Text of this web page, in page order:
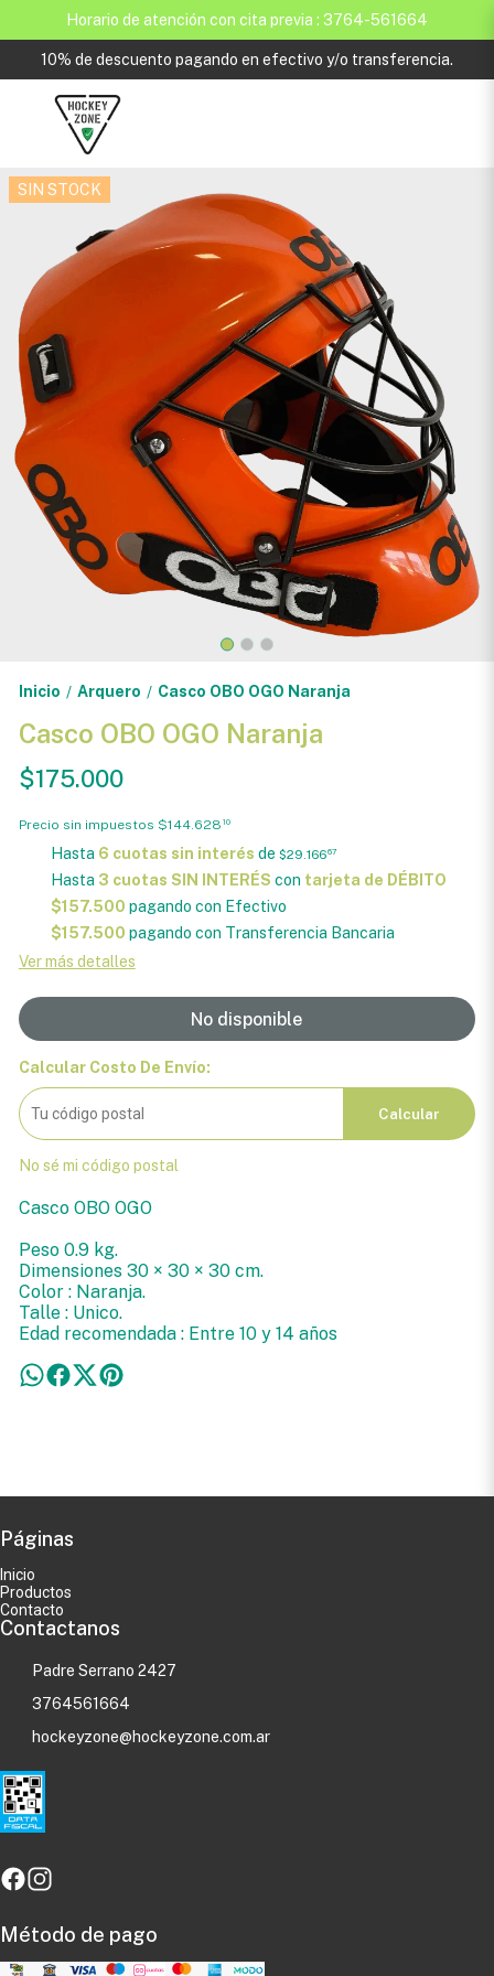
Horario de atención con cita previa : 3764-561664
10% de descuento pagando en efectivo y/o transferencia.
SIN STOCK
Inicio / Arquero / Casco OBO OGO Naranja
Casco OBO OGO Naranja
$175.000
Precio sin impuestos $144.628 10
Hasta 6 cuotas sin interés de $29.16667
Hasta 3 cuotas SIN INTERÉS con tarjeta de DÉBITO
$157.500 pagando con Efectivo
$157.500 pagando con Transferencia Bancaria
Ver más detalles
No disponible
Calcular Costo De Envío:
Calcular
No sé mi código postal
Casco OBO OGO
Peso 0.9 kg.
Dimensiones 30 × 30 × 30 cm.
Color : Naranja.
Talle : Unico.
Edad recomendada : Entre 10 y 14 años
Páginas
Inicio
Productos
Contacto
Contactanos
Padre Serrano 2427
3764561664
hockeyzone@hockeyzone.com.ar
Método de pago